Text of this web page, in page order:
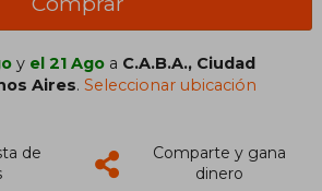
y el 21 Ago a C.A.B.A., Ciudad
Aires.Seleccionar ubicación
de
Comparte y gana
dinero